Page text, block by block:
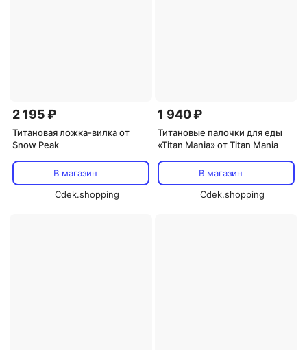
2 195 ₽
Титановая ложка-вилка от
Snow Peak
В магазин
Cdek.shopping
1 940 ₽
Титановые палочки для еды
«Titan Mania» от Titan Mania
В магазин
Cdek.shopping